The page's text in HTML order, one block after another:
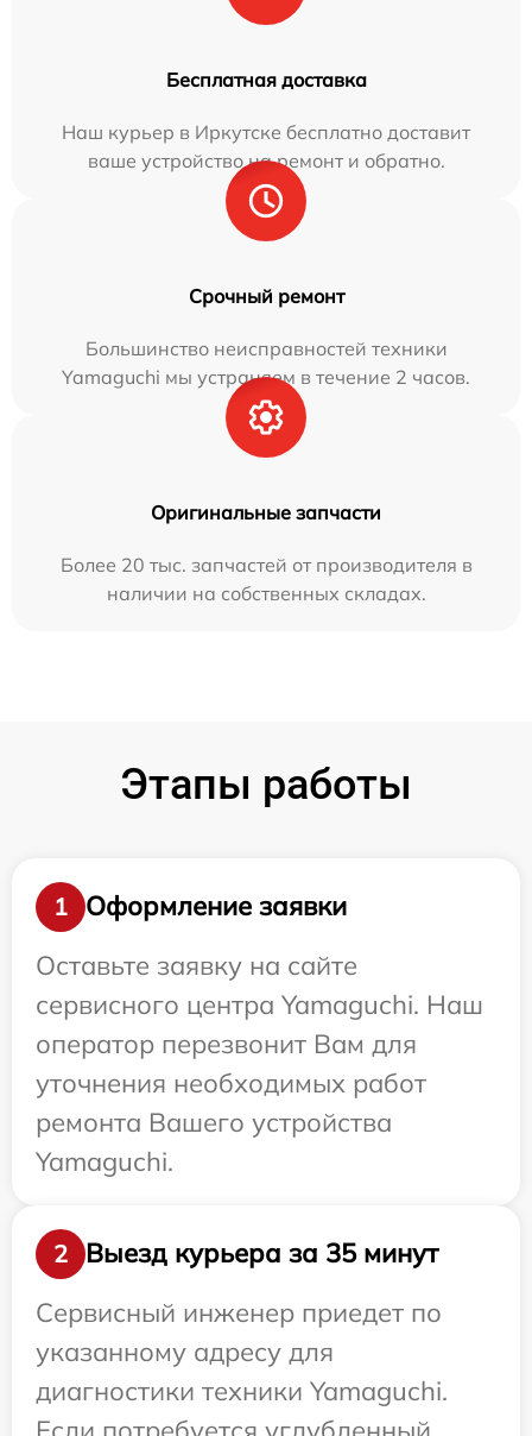
Бесплатная доставка
Наш курьер в Иркутске бесплатно доставит
ваше устройство на ремонт и обратно.
Срочный ремонт
Большинство неисправностей техники
Yamaguchi мы устраняем в течение 2 часов.
Оригинальные запчасти
Более 20 тыс. запчастей от производителя в
наличии на собственных складах.
Этапы работы
1
Оформление заявки
Оставьте заявку на сайте
сервисного центра Yamaguchi. Наш
оператор перезвонит Вам для
уточнения необходимых работ
ремонта Вашего устройства
Yamaguchi.
2
Выезд курьера за 35 минут
Сервисный инженер приедет по
указанному адресу для
диагностики техники Yamaguchi.